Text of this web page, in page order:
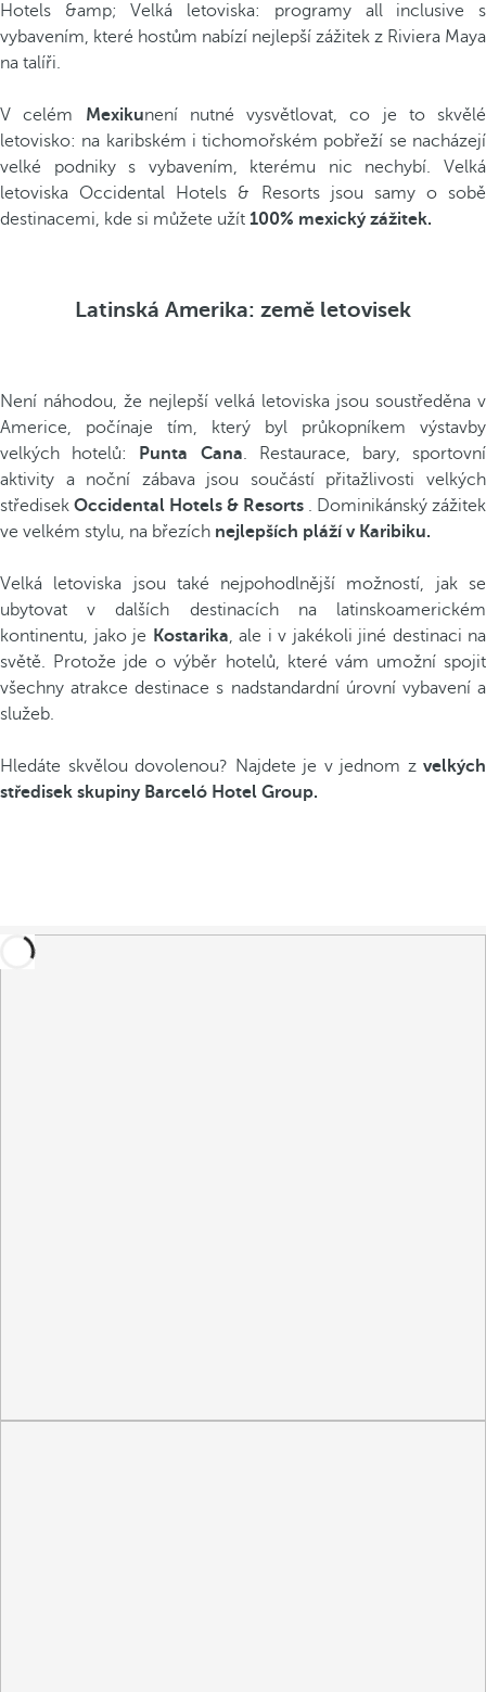
Hotels &amp; Velká letoviska: programy all inclusive s
vybavením, které hostům nabízí nejlepší zážitek z Riviera Maya
na talíři.
V celém Mexikunení nutné vysvětlovat, co je to skvělé
letovisko: na karibském i tichomořském pobřeží se nacházejí
velké podniky s vybavením, kterému nic nechybí. Velká
letoviska Occidental Hotels & Resorts jsou samy o sobě
destinacemi, kde si můžete užít 100% mexický zážitek.
Latinská Amerika: země letovisek
Není náhodou, že nejlepší velká letoviska jsou soustředěna v
Americe, počínaje tím, který byl průkopníkem výstavby
velkých hotelů:
Punta Cana. Restaurace, bary, sportovní
aktivity a noční zábava jsou součástí přitažlivosti velkých
středisek Occidental Hotels & Resorts . Dominikánský zážitek
ve velkém stylu, na březích nejlepších pláží v Karibiku.
Velká letoviska jsou také nejpohodlnější možností, jak se
ubytovat v dalších destinacích na latinskoamerickém
kontinentu, jako je Kostarika, ale i v jakékoli jiné destinaci na
světě. Protože jde o výběr hotelů, které vám umožní spojit
všechny atrakce destinace s nadstandardní úrovní vybavení a
služeb.
Hledáte skvělou dovolenou? Najdete je v jednom zvelkých
středisek skupiny Barceló Hotel Group.